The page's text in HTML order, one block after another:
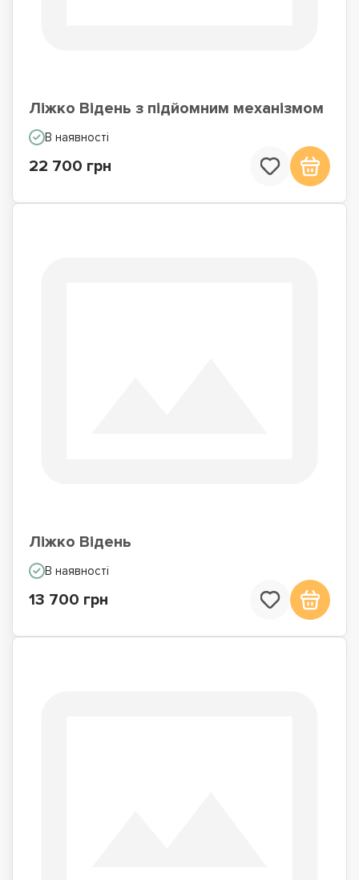
Ліжко Відень з підйомним механізмом
В наявності
22 700 грн
Ліжко Відень
В наявності
13 700 грн